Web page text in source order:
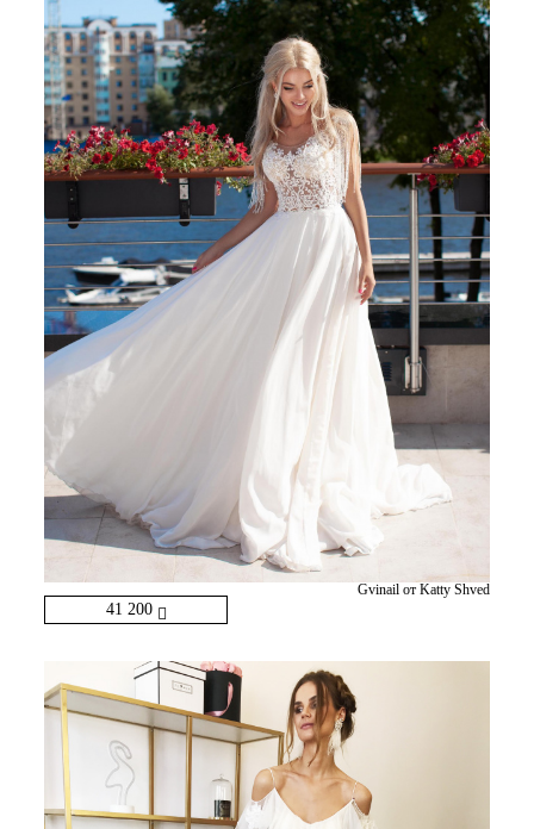
41 200
Gvinail от Katty Shved